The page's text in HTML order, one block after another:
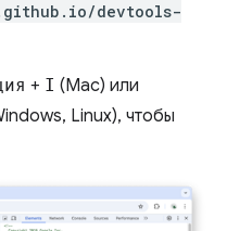
devtools-
+ I (Mac) или
Linux), чтобы